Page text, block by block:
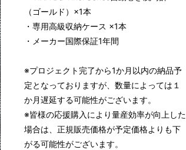
（ゴールド）×1本
・専用高級収納ケース ×1本
・メーカー国際保証1年間
※プロジェクト完了から1か月以内の納品予
定となっておりますが、数量によっては１
か月遅延する可能性がございます。
※皆様の応援購入により量産効率が向上した
場合は、正規販売価格が予定価格よりも下
がる可能性がございます。